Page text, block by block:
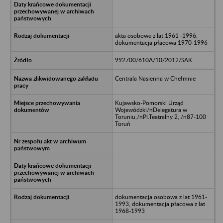
akta osobowe z lat 1961 -1996,
dokumentacja płacowa 1970-1996
992700/610A/10/2012/SAK
Centrala Nasienna w Chełmnie
Kujawsko-Pomorski Urząd
Wojewódzki/nDelegatura w
Toruniu,/nPl.Teatralny 2, /n87-100
Toruń
dokumentacja osobowa z lat 1961-
1993, dokumentacja płacowa z lat
1968-1993